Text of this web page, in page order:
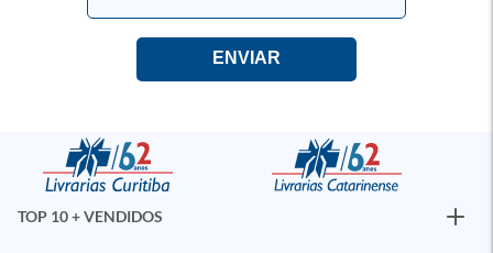
TOP 10 + VENDIDOS